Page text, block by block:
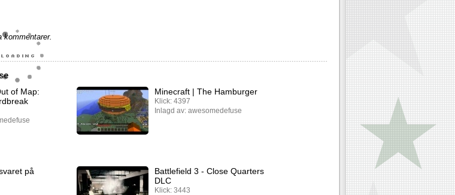
kommentarer.
of Map:
Minecraft | The Hamburger
Klick: 4397
Inlagd av: awesomedefuse
på
Battlefield 3 - Close Quarters
DLC
Klick: 3443